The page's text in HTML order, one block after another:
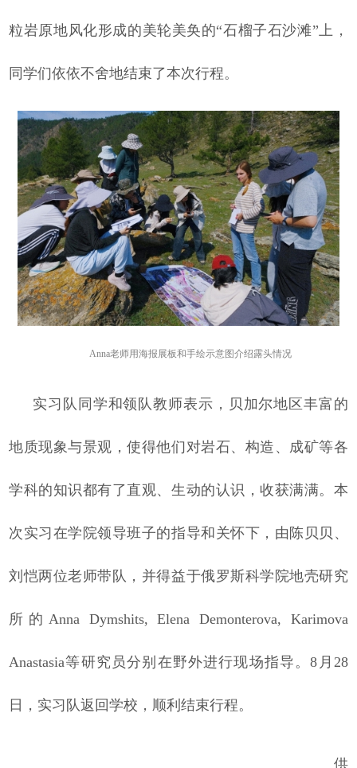
粒岩原地风化形成的美轮美奂的“石榴子石沙滩”上，
同学们依依不舍地结束了本次行程。
Anna老师用海报展板和手绘示意图介绍露头情况
实习队同学和领队教师表示，贝加尔地区丰富的
地质现象与景观，使得他们对岩石、构造、成矿等各
学科的知识都有了直观、生动的认识，收获满满。本
次实习在学院领导班子的指导和关怀下，由陈贝贝、
刘恺两位老师带队，并得益于俄罗斯科学院地壳研究
所的Anna Dymshits, Elena Demonterova, Karimova
Anastasia等研究员分别在野外进行现场指导。8月28
日，实习队返回学校，顺利结束行程。
供